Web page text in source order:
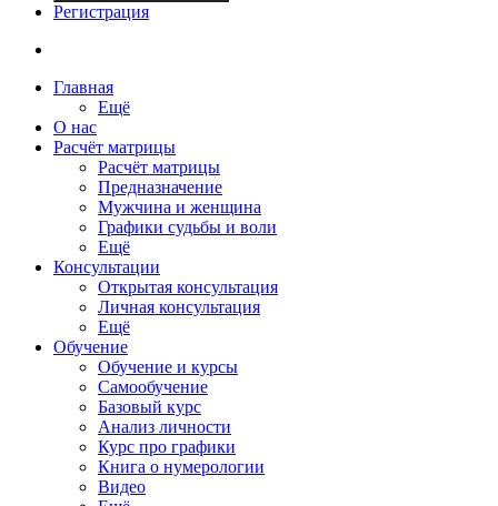
Регистрация
Главная
Ещё
О нас
Расчёт матрицы
Расчёт матрицы
Предназначение
Мужчина и женщина
Графики судьбы и воли
Ещё
Консультации
Открытая консультация
Личная консультация
Ещё
Обучение
Обучение и курсы
Самообучение
Базовый курс
Анализ личности
Курс про графики
Книга о нумерологии
Видео